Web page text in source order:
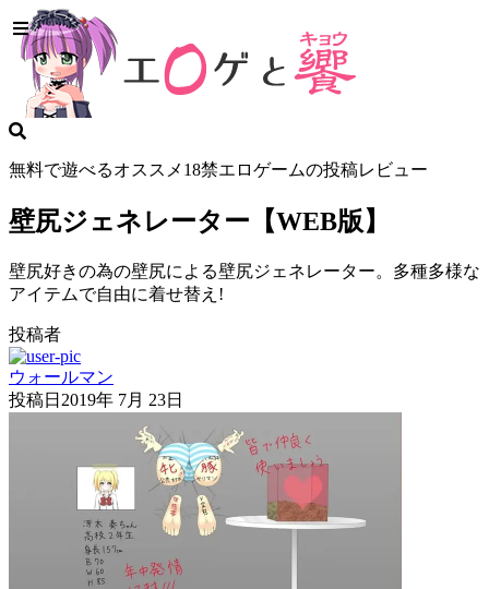
無料で遊べるオススメ18禁エロゲームの投稿レビュー
壁尻ジェネレーター【WEB版】
壁尻好きの為の壁尻による壁尻ジェネレーター。多種多様な
アイテムで自由に着せ替え!
投稿者
ウォールマン
投稿日 2019年 7月 23日